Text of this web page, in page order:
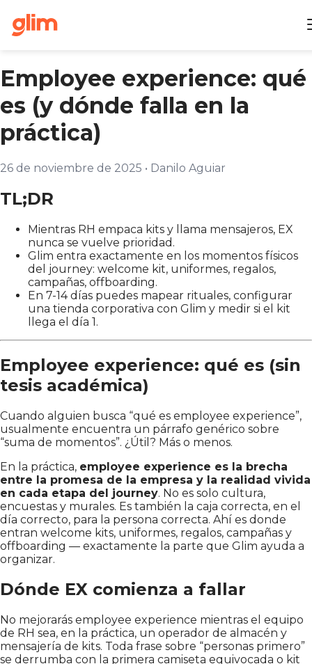
Employee experience: qué
es (y dónde falla en la
práctica)
26 de noviembre de 2025 • Danilo Aguiar
TL;DR
Mientras RH empaca kits y llama mensajeros, EX
nunca se vuelve prioridad.
Glim entra exactamente en los momentos físicos
del journey: welcome kit, uniformes, regalos,
campañas, offboarding.
En 7-14 días puedes mapear rituales, configurar
una tienda corporativa con Glim y medir si el kit
llega el día 1.
Employee experience: qué es (sin
tesis académica)
Cuando alguien busca “qué es employee experience”,
usualmente encuentra un párrafo genérico sobre
“suma de momentos”. ¿Útil? Más o menos.
En la práctica, employee experience es la brecha
entre la promesa de la empresa y la realidad vivida
en cada etapa del journey. No es solo cultura,
encuestas y murales. Es también la caja correcta, en el
día correcto, para la persona correcta. Ahí es donde
entran welcome kits, uniformes, regalos, campañas y
offboarding — exactamente la parte que Glim ayuda a
organizar.
Dónde EX comienza a fallar
No mejorarás employee experience mientras el equipo
de RH sea, en la práctica, un operador de almacén y
mensajería de kits. Toda frase sobre “personas primero”
se derrumba con la primera camiseta equivocada o kit